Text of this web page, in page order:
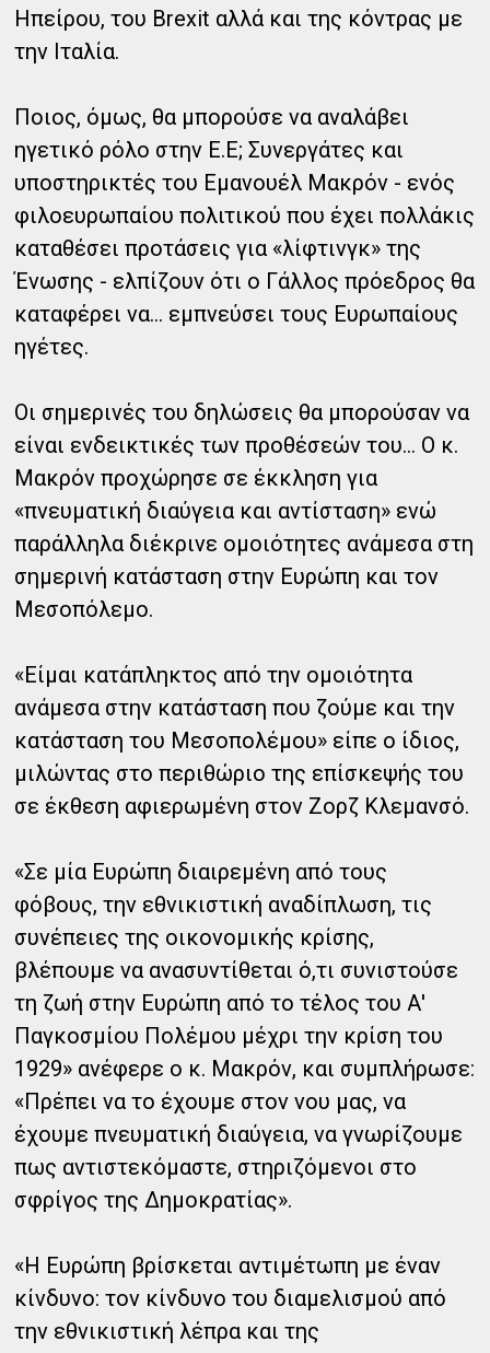
Ηπείρου, του Brexit αλλά και της κόντρας με
την Ιταλία.
Ποιος, όμως, θα μπορούσε να αναλάβει
ηγετικό ρόλο στην Ε.Ε; Συνεργάτες και
υποστηρικτές του Εμανουέλ Μακρόν - ενός
φιλοευρωπαίου πολιτικού που έχει πολλάκις
καταθέσει προτάσεις για «λίφτινγκ» της
Ένωσης - ελπίζουν ότι ο Γάλλος πρόεδρος θα
καταφέρει να… εμπνεύσει τους Ευρωπαίους
ηγέτες.
Οι σημερινές του δηλώσεις θα μπορούσαν να
είναι ενδεικτικές των προθέσεών του… Ο κ.
Μακρόν προχώρησε σε έκκληση για
«πνευματική διαύγεια και αντίσταση» ενώ
παράλληλα διέκρινε ομοιότητες ανάμεσα στη
σημερινή κατάσταση στην Ευρώπη και τον
Μεσοπόλεμο.
«Είμαι κατάπληκτος από την ομοιότητα
ανάμεσα στην κατάσταση που ζούμε και την
κατάσταση του Μεσοπολέμου» είπε ο ίδιος,
μιλώντας στο περιθώριο της επίσκεψής του
σε έκθεση αφιερωμένη στον Ζορζ Κλεμανσό.
«Σε μία Ευρώπη διαιρεμένη από τους
φόβους, την εθνικιστική αναδίπλωση, τις
συνέπειες της οικονομικής κρίσης,
βλέπουμε να ανασυντίθεται ό,τι συνιστούσε
τη ζωή στην Ευρώπη από το τέλος του Α'
Παγκοσμίου Πολέμου μέχρι την κρίση του
1929» ανέφερε ο κ. Μακρόν, και συμπλήρωσε:
«Πρέπει να το έχουμε στον νου μας, να
έχουμε πνευματική διαύγεια, να γνωρίζουμε
πως αντιστεκόμαστε, στηριζόμενοι στο
σφρίγος της Δημοκρατίας».
«Η Ευρώπη βρίσκεται αντιμέτωπη με έναν
κίνδυνο: τον κίνδυνο του διαμελισμού από
την εθνικιστική λέπρα και της